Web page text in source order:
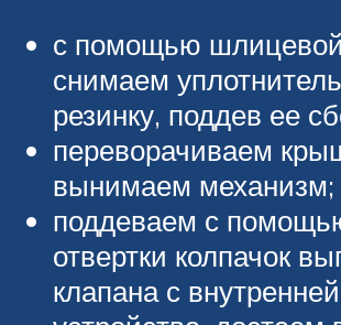
с помощью шлицевой
снимаем
резинку, поддев ее
переворачиваем
вынимаем механизм;
поддеваем с
отвертки колпачок
клапана с